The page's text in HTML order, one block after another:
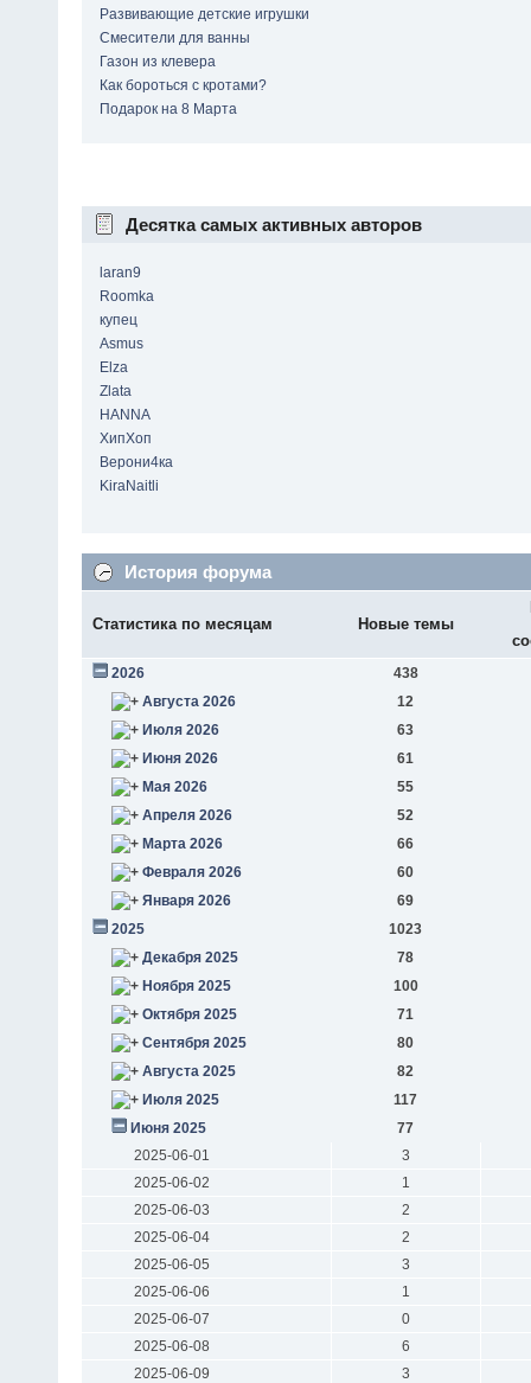
Развивающие детские игрушки
Смесители для ванны
Газон из клевера
Как бороться с кротами?
Подарок на 8 Марта
Десятка самых активных авторов
laran9
Roomka
купец
Asmus
Elza
Zlata
HANNA
ХипХоп
Верони4ка
KiraNaitli
История форума
Статистика по месяцам Новые темы
2026
438
Августа 2026
12
Июля 2026
63
Июня 2026
61
Мая 2026
55
Апреля 2026
52
Марта 2026
66
Февраля 2026
60
Января 2026
69
2025
1023
Декабря 2025
78
Ноября 2025
100
Октября 2025
71
Сентября 2025
80
Августа 2025
82
Июля 2025
117
Июня 2025
77
2025-06-01
3
2025-06-02
1
2025-06-03
2
2025-06-04
2
2025-06-05
3
2025-06-06
1
2025-06-07
0
2025-06-08
6
2025-06-09
3